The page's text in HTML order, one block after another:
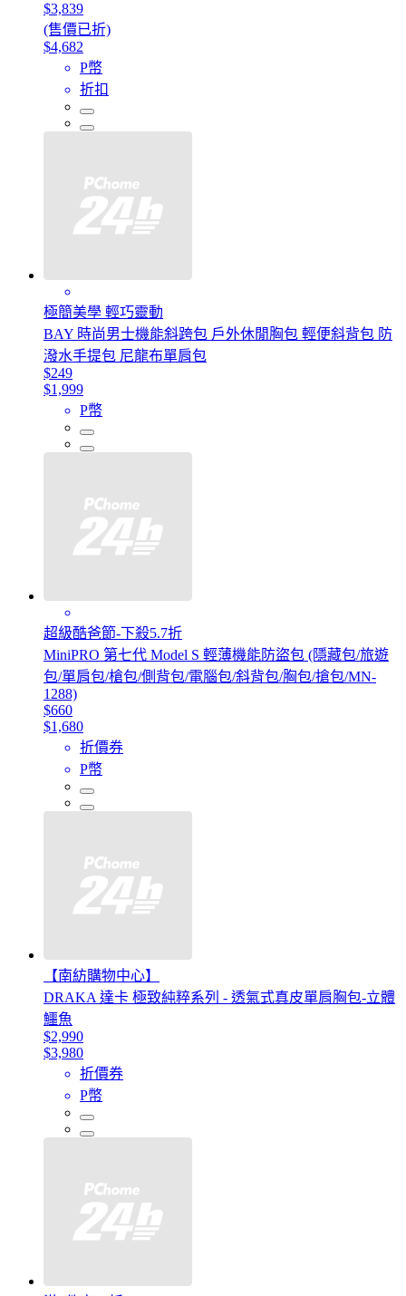
$3,839
(售價已折)
$4,682
P幣
折扣
極簡美學 輕巧靈動
BAY 時尚男士機能斜跨包 戶外休閒胸包 輕便斜背包 防
潑水手提包 尼龍布單肩包
$249
$1,999
P幣
超級酷爸節-下殺5.7折
MiniPRO 第七代 Model S 輕薄機能防盜包 (隱藏包/旅遊
包/單肩包/槍包/側背包/電腦包/斜背包/胸包/搶包/MN-
1288)
$660
$1,680
折價券
P幣
【南紡購物中心】
DRAKA 達卡 極致純粹系列 - 透氣式真皮單肩胸包-立體
鱷魚
$2,990
$3,980
折價券
P幣